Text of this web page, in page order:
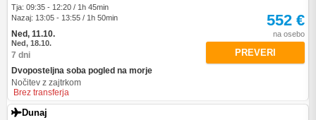
Tja: 09:35 - 12:20 / 1h 45min
Nazaj: 13:05 - 13:55 / 1h 50min
Ned, 11.10.
Ned, 18.10.
7 dni
Dvoposteljna soba pogled na morje
Nočitev z zajtrkom
Brez transferja
552 €
na osebo
PREVERI
Dunaj